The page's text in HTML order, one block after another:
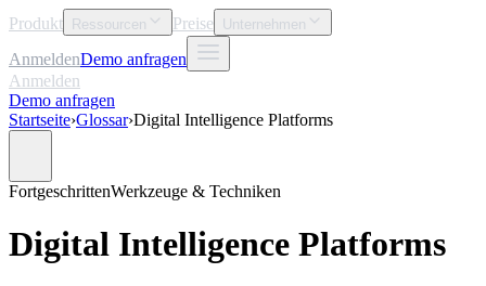
Produkt Ressourcen Preise Unternehmen
AnmeldenDemo anfragen
Anmelden
Demo anfragen
Startseite›Glossar›Digital Intelligence Platforms
FortgeschrittenWerkzeuge & Techniken
Digital Intelligence Platforms